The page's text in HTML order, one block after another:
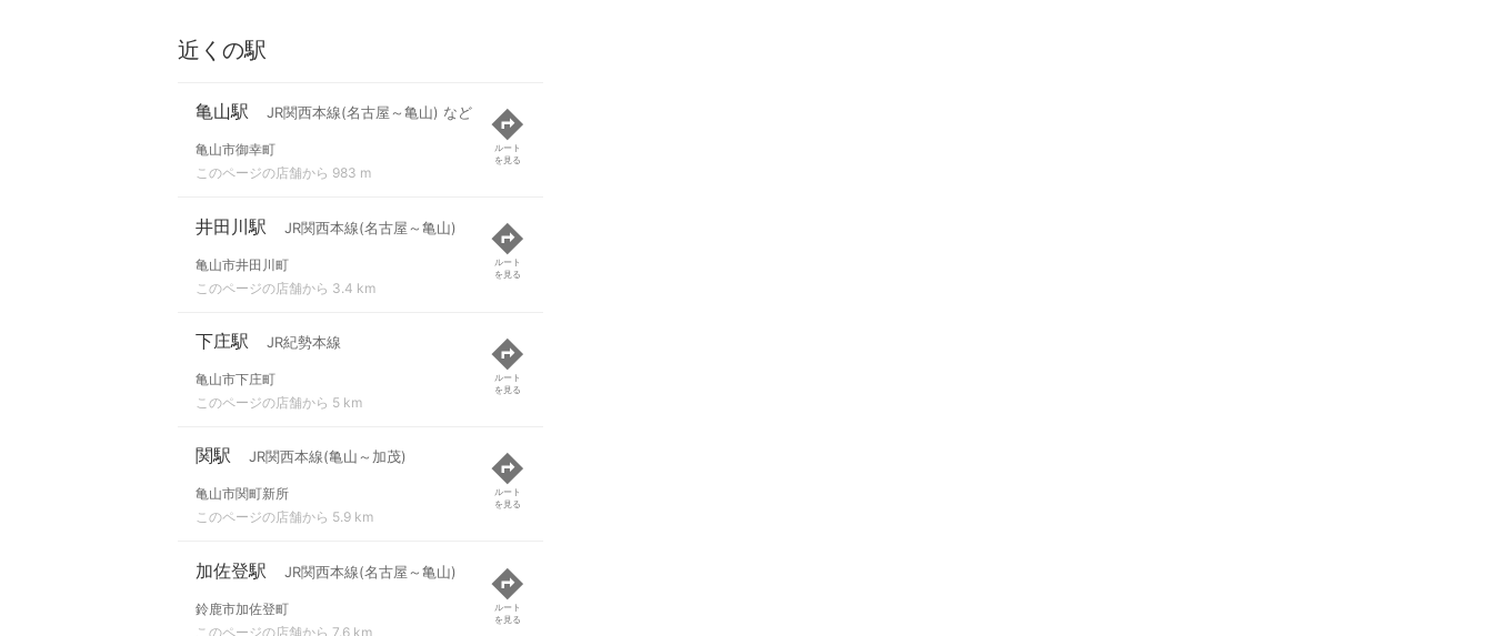
近くの駅
亀山駅 JR関西本線(名古屋～亀山) など
亀山市御幸町
このページの店舗から 983 m
ルート
を見る
井田川駅 JR関西本線(名古屋～亀山)
亀山市井田川町
このページの店舗から 3.4 km
ルート
を見る
下庄駅 JR紀勢本線
亀山市下庄町
このページの店舗から 5 km
ルート
を見る
関駅 JR関西本線(亀山～加茂)
亀山市関町新所
このページの店舗から 5.9 km
ルート
を見る
加佐登駅 JR関西本線(名古屋～亀山)
鈴鹿市加佐登町
このページの店舗から 7.6 km
ルート
を見る